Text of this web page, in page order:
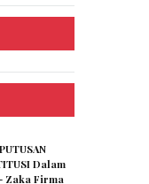
Dalam
Zaka Firma